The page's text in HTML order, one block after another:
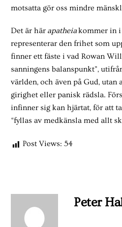
motsatta gör oss mindre
Det är här apatheiakommer in
representerar den frihet som
finner ett fäste i vad Rowan
sanningens balanspunkt”,
världen, och även på Gud, utan
girighet eller panisk rädsla.
infinner sig kan hjärtat, för att
“fyllas av medkänsla med allt
Post Views: 54
Peter